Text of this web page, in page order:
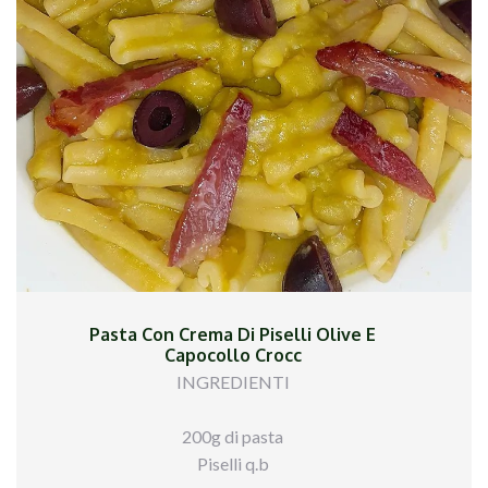
Pasta Con Crema Di Piselli Olive E
Capocollo Crocc
INGREDIENTI
200g di pasta
Piselli q.b